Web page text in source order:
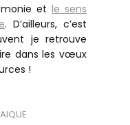
etle sens
. D’ailleurs, c’est
je retrouve
dans les vœux
!